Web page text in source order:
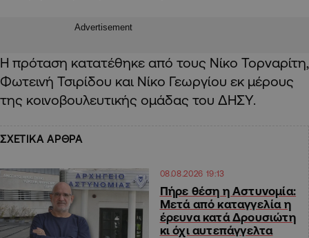
Advertisement
Η πρόταση κατατέθηκε από τους Νίκο Τορναρίτη,
Φωτεινή Τσιρίδου και Νίκο Γεωργίου εκ μέρους
της κοινοβουλευτικής ομάδας του ΔΗΣΥ.
ΣΧΕΤΙΚΑ ΑΡΘΡΑ
08.08.2026 19:13
Πήρε θέση η Αστυνομία:
Μετά από καταγγελία η
έρευνα κατά Δρουσιώτη
κι όχι αυτεπάγγελτα